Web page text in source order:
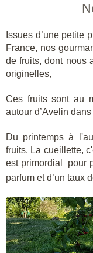
Issues d’une petite
France, nos
de fruits, dont nous
originelles,
Ces fruits sont au
autour d’Avelin
Du printemps à
fruits. La cueillette,
est primordial pour
parfum et d’un taux